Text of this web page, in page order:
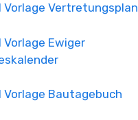
Vorlage Vertretungsplan
Vorlage Ewiger
Vorlage Bautagebuch